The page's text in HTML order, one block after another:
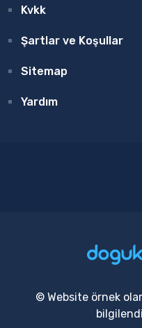
Kvkk
Şartlar ve Koşullar
Sitemap
Yardım
© Website örnek